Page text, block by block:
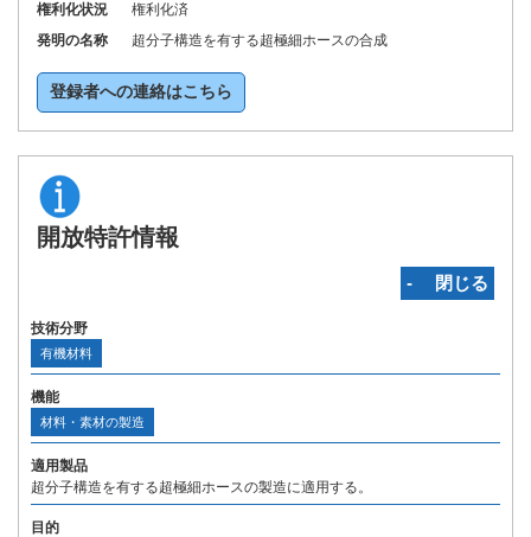
権利化状況
権利化済
発明の名称
超分子構造を有する超極細ホースの合成
登録者への連絡はこちら
開放特許情報
‐ 閉じる
技術分野
有機材料
機能
材料・素材の製造
適用製品
超分子構造を有する超極細ホースの製造に適用する。
目的